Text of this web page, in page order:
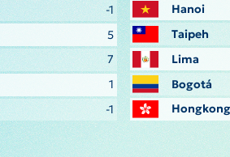
-1
5
7
1
-1
Hanoi
Taipeh
Lima
Bogotá
Hongkong